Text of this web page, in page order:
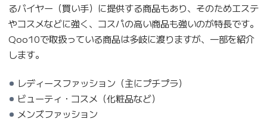
るバイヤー（買い手）に提供する商品もあり、そのためエステ
やコスメなどに強く、コスパの高い商品も強いのが特長です。
Qoo10で取扱っている商品は多岐に渡りますが、一部を紹介
します。
レディースファッション（主にプチプラ）
ビューティ・コスメ（化粧品など）
メンズファッション